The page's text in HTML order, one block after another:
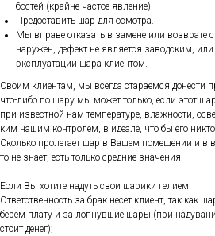
бос­тей (край­не час­тое яв­ле­ние).
Пре­дос­та­вить шар для ос­мотра.
Мы впра­ве от­ка­зать в за­мене или воз­вра­те
на­ружен, де­фект не яв­ля­ет­ся за­вод­ским,
экс­плу­ата­ции ша­ра кли­ен­том.
Сво­им кли­ен­там, мы всег­да ста­ра­ем­ся до­нес­ти
что-ли­бо по ша­ру мы мо­жет толь­ко, ес­ли этот
при из­вес­тной нам тем­пе­рату­ре, влаж­ности,
ким на­шим кон­тро­лем, в иде­але, что бы его
Сколь­ко про­лета­ет шар в Ва­шем по­меще­нии и
то не зна­ет, есть толь­ко сред­ние зна­чения.
Ес­ли Вы хо­тите на­дуть свои ша­рики ге­ли­ем
От­ветс­твен­ность за брак не­сет кли­ент, так
бе­рем пла­ту и за лоп­нувшие ша­ры (при
сто­ит де­нег);